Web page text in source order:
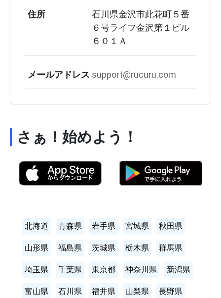
住所
石川県金沢市此花町５番
６号ライフ金沢第１ビル
６０１Ａ
メールアドレス support@rucuru.com
さぁ！始めよう！
北海道 青森県 岩手県 宮城県 秋田県
山形県 福島県 茨城県 栃木県 群馬県
埼玉県 千葉県 東京都 神奈川県 新潟県
富山県 石川県 福井県 山梨県 長野県